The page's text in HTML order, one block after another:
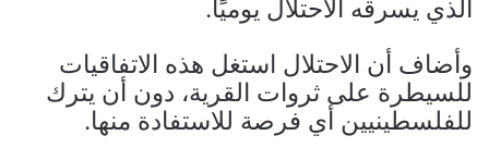
الذي يسرقه الاحتلال يوميًا.
وأضاف أن الاحتلال استغل هذه الاتفاقيات
للسيطرة على ثروات القرية، دون أن يترك
للفلسطينيين أي فرصة للاستفادة منها.